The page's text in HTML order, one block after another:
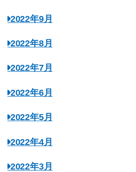
2022年9月
2022年8月
2022年7月
2022年6月
2022年5月
2022年4月
2022年3月